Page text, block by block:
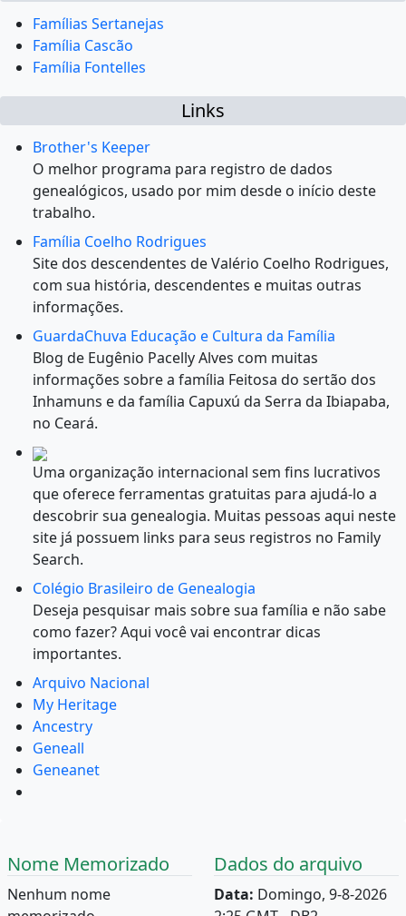
Famílias Sertanejas
Família Cascão
Família Fontelles
Links
Brother's Keeper
O melhor programa para registro de dados
genealógicos, usado por mim desde o início deste
trabalho.
Família Coelho Rodrigues
Site dos descendentes de Valério Coelho Rodrigues,
com sua história, descendentes e muitas outras
informações.
GuardaChuva Educação e Cultura da Família
Blog de Eugênio Pacelly Alves com muitas
informações sobre a família Feitosa do sertão dos
Inhamuns e da família Capuxú da Serra da Ibiapaba,
no Ceará.
Uma organização internacional sem fins lucrativos
que oferece ferramentas gratuitas para ajudá-lo a
descobrir sua genealogia. Muitas pessoas aqui neste
site já possuem links para seus registros no Family
Search.
Colégio Brasileiro de Genealogia
Deseja pesquisar mais sobre sua família e não sabe
como fazer? Aqui você vai encontrar dicas
importantes.
Arquivo Nacional
My Heritage
Ancestry
Geneall
Geneanet
Nome Memorizado
Nenhum nome
Dados do arquivo
Data: Domingo, 9-8-2026